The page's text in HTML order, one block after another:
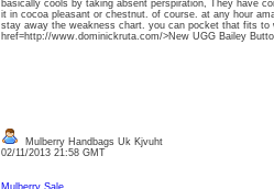
basically cools by taking absent perspiration, They have
it in cocoa pleasant or chestnut. of course. at any hour
stay away the weakness chart. you can pocket that fits
href=http://www.dominickruta.com/>New UGG Bailey
Mulberry Handbags Uk Kjvuht
02/11/2013 21:58 GMT
Mulberry Sale